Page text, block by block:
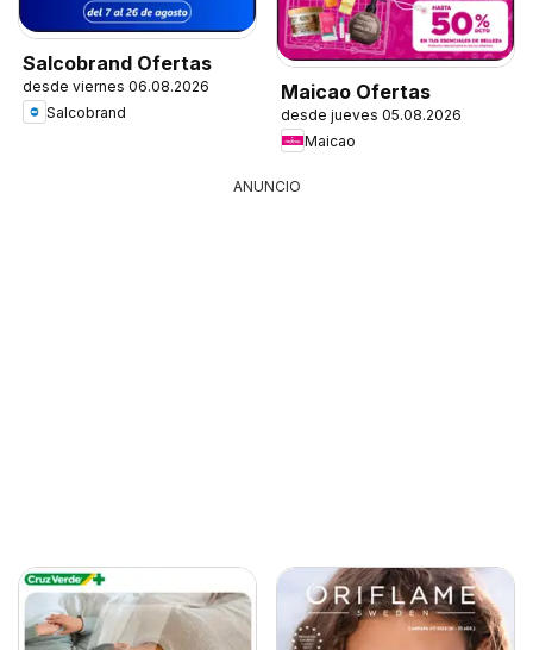
Salcobrand Ofertas
desde viernes 06.08.2026
Salcobrand
Maicao Ofertas
desde jueves 05.08.2026
Maicao
ANUNCIO